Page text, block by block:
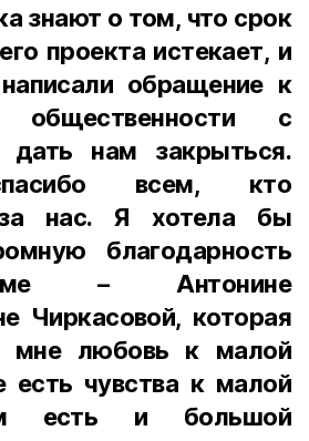
знают о том, что срок
проекта истекает, и
обращение к
с
нам закрыться.
всем, кто
за нас. Я хотела бы
благодарность
– Антонине
Чиркасовой, которая
мне любовь к малой
есть чувства к малой
есть и большой